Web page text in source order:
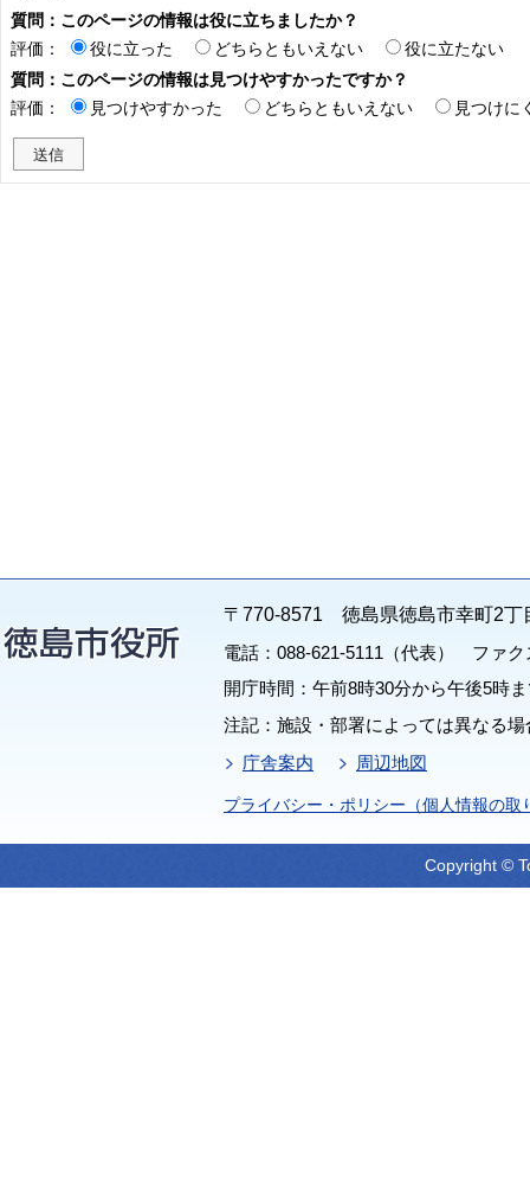
質問：このページの情報は役に立ちましたか？
評価：
役に立った どちらともいえない
役に立たない
質問：このページの情報は見つけやすかったですか？
評価：
見つけやすかった どちらともいえない 見つけに
〒770-8571 徳島県徳島市幸町2丁
電話：088-621-5111（代表） ファク
開庁時間：午前8時30分から午後5時
注記：施設・部署によっては異なる
庁舎案内
周辺地図
プライバシー・ポリシー（個人情報の取
Copyright ©